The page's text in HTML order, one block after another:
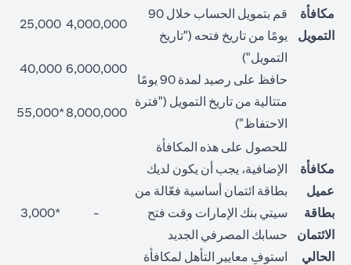
مكافأة
التمويل
قم بتمويل الحساب خلال 90
يومًا من تاريخ فتحه ("تاريخ
التمويل")
حافظ على رصيد لمدة 90 يومًا
متتالية من تاريخ التمويل ("فترة
الاحتفاظ")
4,000,000
25,000
6,000,000
40,000
8,000,000
*55,000
مكافأة
عميل
بطاقة
الائتمان
الحالي
للحصول على هذه المكافأة
الإضافية، يجب أن يكون لديك
بطاقة ائتمان أساسية فعّالة من
سيتي بنك الإمارات وقت فتح
حسابك المصرفي الجديد
استوفِ معايير التأهل لمكافأة
-
*3,000